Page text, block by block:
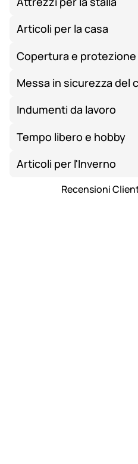
Articoli per la casa
Copertura e protezione
Messa in sicurezza del
Indumenti da lavoro
Tempo libero e hobby
Articoli per l'Inverno
Recensioni